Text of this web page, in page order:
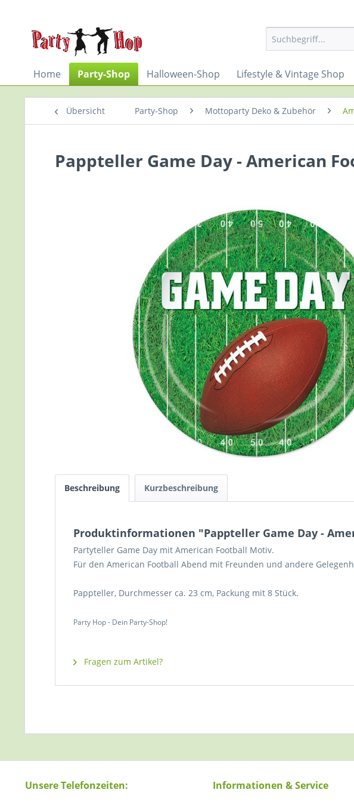
Home Party-Shop Halloween-Shop Lifestyle & Vintage Shop
Übersicht Party-Shop Mottoparty Deko & Zubehör
Pappteller Game Day - American
Beschreibung Kurzbeschreibung
Produktinformationen "Pappteller Game Day -
Partyteller Game Day mit American Football Motiv.
Für den American Football Abend mit Freunden und andere
Pappteller, Durchmesser ca. 23 cm, Packung mit 8 Stück.
Party Hop - Dein Party-Shop!
Fragen zum Artikel?
Unsere Telefonzeiten: Informationen & Service